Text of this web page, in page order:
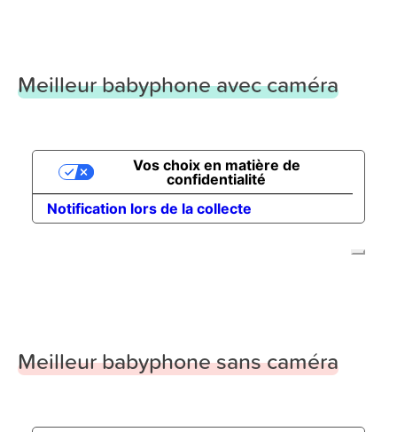
Meilleur babyphone avec caméra
Meilleur babyphone sans caméra